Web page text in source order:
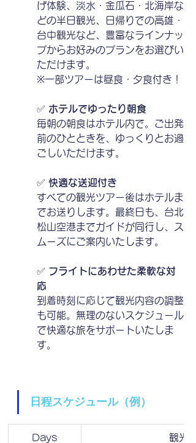
げ体験、淡水・金瓜石・北海岸な
どの半日観光、日帰りでの高雄・
台中観光など、豊富なラインナッ
プからお好みのプランをお選びい
ただけます。
※一部ツアーは昼食・夕食付き！
✅ ホテルでゆったり朝食
毎朝の朝食はホテル内で。ご出発
前のひとときを、ゆっくりとお過
ごしいただけます。
✅ 快適な送迎付き
すべての観光ツアー後はホテルま
でお送りします。最終日も、台北
松山空港までガイドが同行し、ス
ムーズにご案内いたします。
✅ フライトにあわせた柔軟な対
応
到着時刻に応じて観光内容の調整
も可能。無理のないスケジュール
で快適な旅をサポートいたしま
す。
日程スケジュール（例）
Days 観光